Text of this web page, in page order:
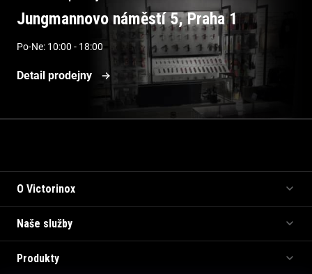
Jungmannovo náměstí 5, Praha 1
Po-Ne: 10:00 - 18:00
Detail prodejny
O Victorinox
Naše služby
Produkty